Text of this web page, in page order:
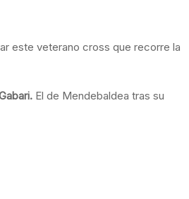
este veterano cross que recorre la
El de Mendebaldea tras su